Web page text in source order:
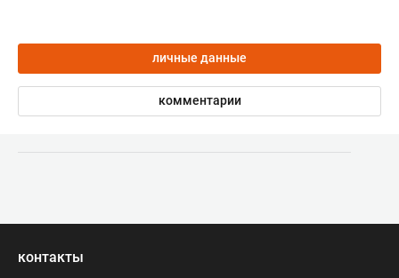
личные данные
комментарии
контакты